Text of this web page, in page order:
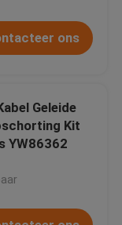
ons
Geleide
Kit
YW86362